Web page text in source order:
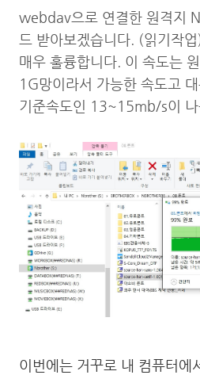
webdav으로 연결한 원격지
드 받아보겠습니다. (읽기작
매우 훌륭합니다. 이 속도는
1G망이라서 가능한 속도고
기준속도인 13~15mb/s이 나
이번에는 거꾸로 내 컴퓨터에